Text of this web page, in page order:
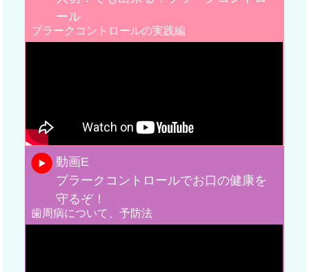
ール
プラークコントロールの実践編
動画E
プラークコントロールでお口の健康を
守るぞ！
歯周病について、予防法